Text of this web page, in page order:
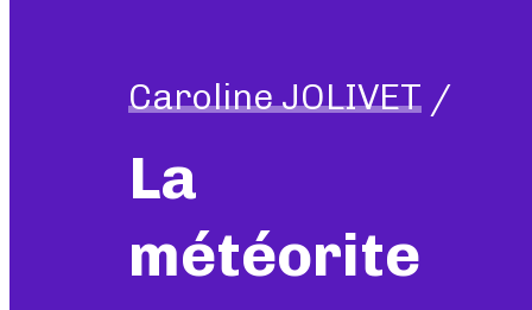
Caroline JOLIVET /
La
météorite